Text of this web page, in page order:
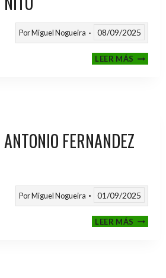
PorMiguel Nogueira 08/09/2025
LEER MÁSIII
FERNANDEZ
PorMiguel Nogueira 01/09/2025
LEER MÁSVI